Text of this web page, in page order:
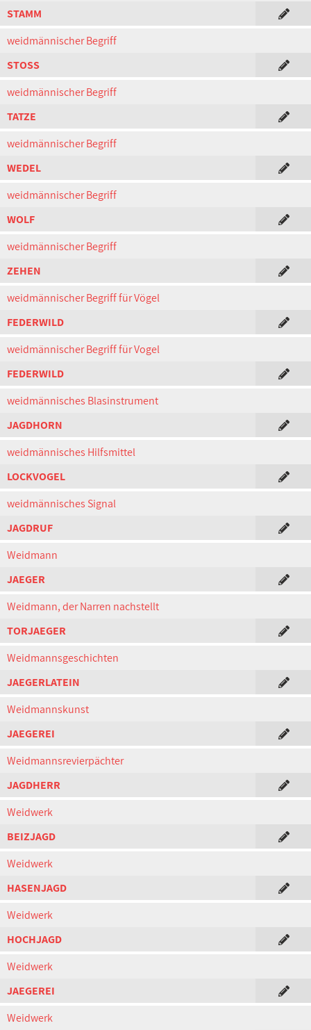
STAMM
weidmännischer Begriff
STOSS
weidmännischer Begriff
TATZE
weidmännischer Begriff
WEDEL
weidmännischer Begriff
WOLF
weidmännischer Begriff
ZEHEN
weidmännischer Begriff für Vögel
FEDERWILD
weidmännischer Begriff für Vogel
FEDERWILD
weidmännisches Blasinstrument
JAGDHORN
weidmännisches Hilfsmittel
LOCKVOGEL
weidmännisches Signal
JAGDRUF
Weidmann
JAEGER
Weidmann, der Narren nachstellt
TORJAEGER
Weidmannsgeschichten
JAEGERLATEIN
Weidmannskunst
JAEGEREI
Weidmannsrevierpächter
JAGDHERR
Weidwerk
BEIZJAGD
Weidwerk
HASENJAGD
Weidwerk
HOCHJAGD
Weidwerk
JAEGEREI
Weidwerk